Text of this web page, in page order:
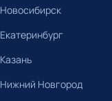
Новосибирск
Екатеринбург
Казань
Нижний Новгород